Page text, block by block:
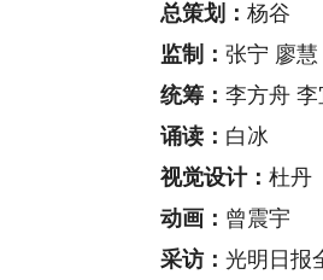
总策划：杨谷
监制：张宁 廖慧
统筹：李方舟 李
诵读： 白冰
视觉设计：杜丹
动画： 曾震宇
采访：光明日报